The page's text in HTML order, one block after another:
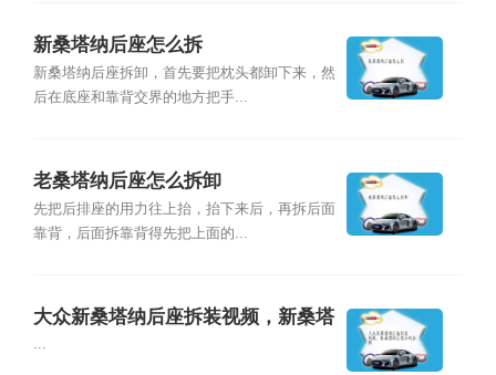
新桑塔纳后座怎么拆
新桑塔纳后座拆卸，首先要把枕头都卸下来，然
后在底座和靠背交界的地方把手...
老桑塔纳后座怎么拆卸
先把后排座的用力往上抬，抬下来后，再拆后面
靠背，后面拆靠背得先把上面的...
大众新桑塔纳后座拆装视频，新桑塔
纳后座如何拆卸
...